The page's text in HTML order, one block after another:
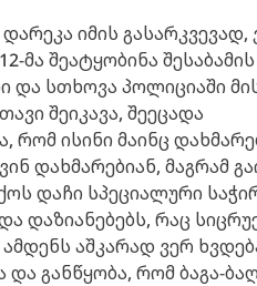
იმის გასარკვევად,
მა შეატყობინა
და სთხოვა პოლიციაში
შეიკავა, შეეცადა
რომ ისინი მაინც
დახმარებიან, მაგრამ
დაჩი სპეციალური
დაზიანებებს, რაც
აშკარად ვერ
განწყობა, რომ ბაგა-